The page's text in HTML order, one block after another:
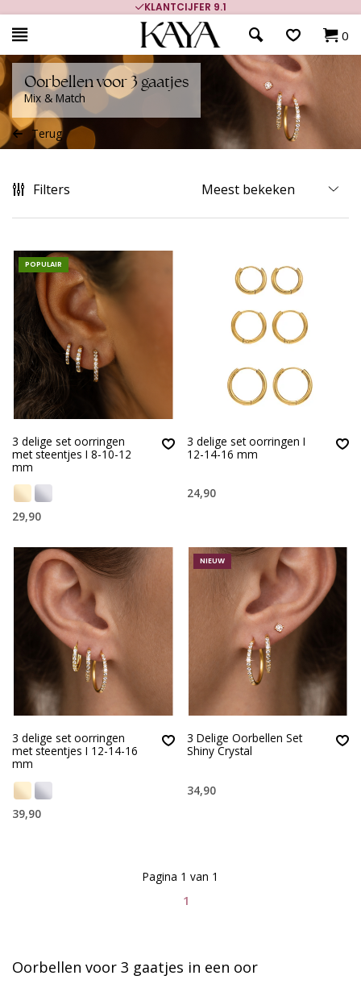
KLANTCIJFER 9.1
0
Oorbellen voor 3 gaatjes
Mix & Match
Terug
Filters
POPULAIR
3 delige set oorringen
met steentjes I 8-10-12
mm
29,90
3 delige set oorringen I
12-14-16 mm
24,90
3 delige set oorringen
met steentjes I 12-14-16
mm
39,90
NIEUW
3 Delige Oorbellen Set
Shiny Crystal
34,90
1
Pagina 1 van 1
Oorbellen voor 3 gaatjes in een oor